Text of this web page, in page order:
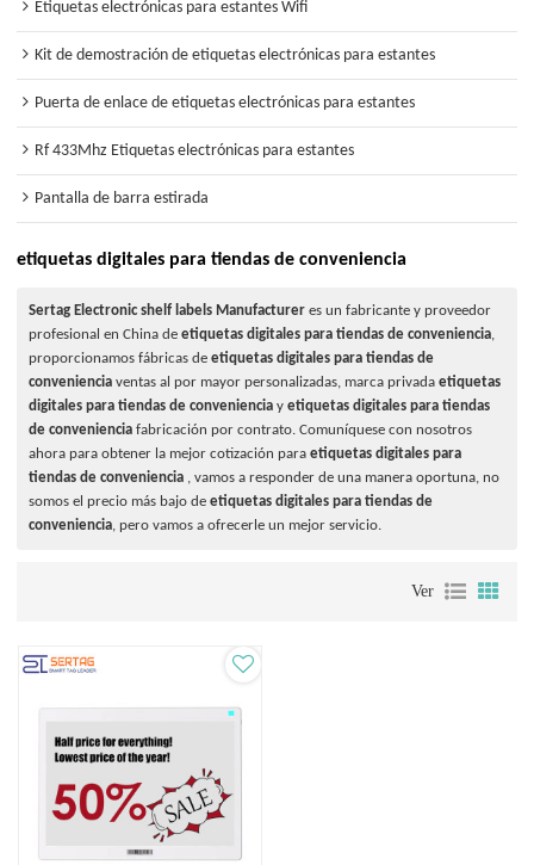
Etiquetas electrónicas para estantes Wifi
Kit de demostración de etiquetas electrónicas para estantes
Puerta de enlace de etiquetas electrónicas para estantes
Rf 433Mhz Etiquetas electrónicas para estantes
Pantalla de barra estirada
etiquetas digitales para tiendas de conveniencia
Sertag Electronic shelf labels Manufacturer es un fabricante y proveedor
profesional en China deetiquetas digitales para tiendas de conveniencia,
proporcionamos fábricas deetiquetas digitales para tiendas de
conveniencia ventas al por mayor personalizadas, marca privadaetiquetas
digitales para tiendas de conveniencia yetiquetas digitales para tiendas
de conveniencia fabricación por contrato. Comuníquese con nosotros
ahora para obtener la mejor cotización paraetiquetas digitales para
tiendas de conveniencia , vamos a responder de una manera oportuna, no
somos el precio más bajo deetiquetas digitales para tiendas de
conveniencia, pero vamos a ofrecerle un mejor servicio.
Ver